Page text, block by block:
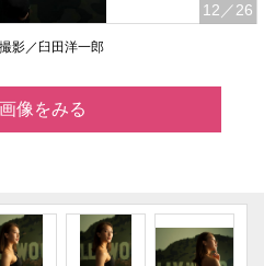
12 ／26
影／臼田洋一郎
像をみる